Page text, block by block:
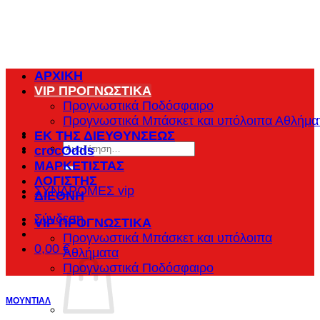
Αναζήτηση
για:
ΣΥΝΔΡΟΜΕΣ vip
Σύνδεση
0,00 €
ΑΡΧΙΚΗ
VIP ΠΡΟΓΝΩΣΤΙΚΑ
Προγνωστικά Ποδόσφαιρο
Προγνωστικά Μπάσκετ και υπόλοιπα
ΕΚ ΤΗΣ ΔΙΕΥΘΥΝΣΕΩΣ
crocOdds
ΜΑΡΚΕΤΙΣΤΑΣ
ΛΟΓΙΣΤΗΣ
ΔΙΕΘΝΗ
VIP ΠΡΟΓΝΩΣΤΙΚΑ
Προγνωστικά Μπάσκετ και υπόλοιπα
Αθλήματα
Προγνωστικά Ποδόσφαιρο
ΜΟΥΝΤΙΑΛ